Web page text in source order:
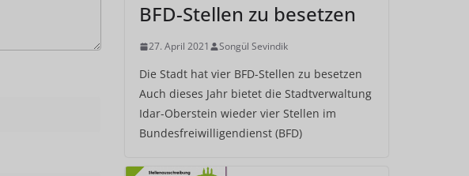
BFD-Stellen zu besetzen
27. April 2021 Songül Sevindik
Die Stadt hat vier BFD-Stellen zu besetzen
Auch dieses Jahr bietet die Stadtverwaltung
Idar-Oberstein wieder vier Stellen im
Bundesfreiwilligendienst (BFD)